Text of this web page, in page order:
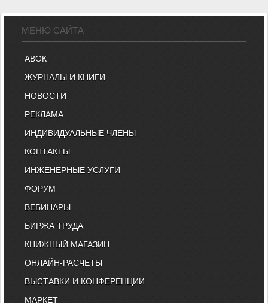
МЕНЮ САЙТА
АВОК
ЖУРНАЛЫ И КНИГИ
НОВОСТИ
РЕКЛАМА
ИНДИВИДУАЛЬНЫЕ ЧЛЕНЫ
КОНТАКТЫ
ИНЖЕНЕРНЫЕ УСЛУГИ
ФОРУМ
ВЕБИНАРЫ
БИРЖА ТРУДА
КНИЖНЫЙ МАГАЗИН
ОНЛАЙН-РАСЧЕТЫ
ВЫСТАВКИ И КОНФЕРЕНЦИИ
МАРКЕТ